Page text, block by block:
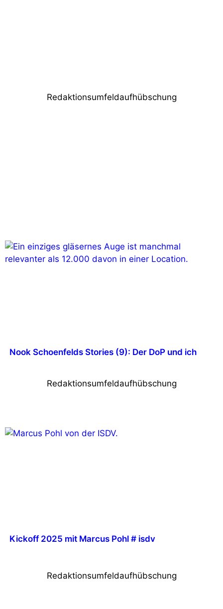
Redaktionsumfeldaufhübschung
Nook Schoenfelds Stories (9): Der DoP und ich
Redaktionsumfeldaufhübschung
Kickoff 2025 mit Marcus Pohl # isdv
Redaktionsumfeldaufhübschung